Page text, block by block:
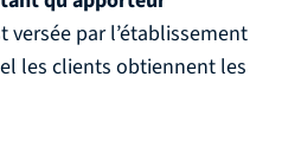
versée par l’établissement
les clients obtiennent les